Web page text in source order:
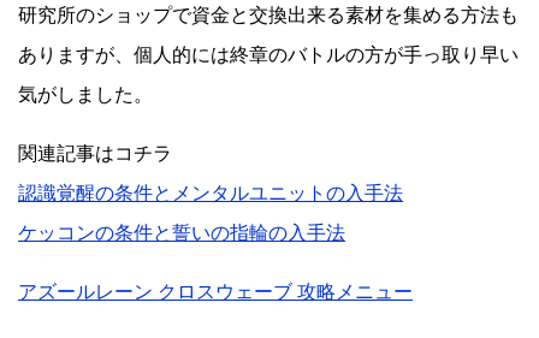
研究所のショップで資金と交換出来る素材を集める方法も
ありますが、個人的には終章のバトルの方が手っ取り早い
気がしました。
関連記事はコチラ
認識覚醒の条件とメンタルユニットの入手法
ケッコンの条件と誓いの指輪の入手法
アズールレーン クロスウェーブ 攻略メニュー